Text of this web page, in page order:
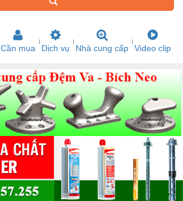
Cần mua Dịch vụ Nhà cung cấp Video clip